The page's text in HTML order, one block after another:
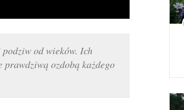
od wieków. Ich
ozdobą każdego